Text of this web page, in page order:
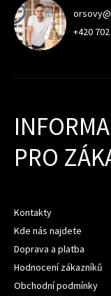
+420
PRO
Kontakty
Kde nás najdete
Doprava a platba
Hodnocení zákazníků
Obchodní podmínky